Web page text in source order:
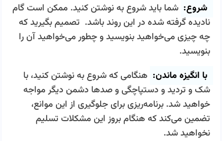
شروع: شما باید شروع به نوشتن کنید. ممکن است گام
نادیده گرفته شده در این روند باشد. تصمیم بگیرید که
چه چیزی می­‌خواهید بنویسید و چطور می‌­خواهید آن را
بنویسید.
با انگیزه ماندن: هنگامی که شروع به نوشتن کنید، با
شک و تردید و دستپاچگی و صدها دشمن دیگر مواجه
خواهید شد. برنامه‌­ریزی برای جلوگیری از این موانع،
تضمین می‌­کند که هنگام بروز این مشکلات تسلیم
نخواهید شد.